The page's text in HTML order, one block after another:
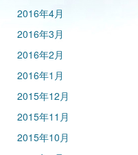
2016年4月
2016年3月
2016年2月
2016年1月
2015年12月
2015年11月
2015年10月